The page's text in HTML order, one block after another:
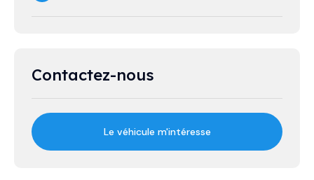
Contactez-nous
Le véhicule m'intéresse